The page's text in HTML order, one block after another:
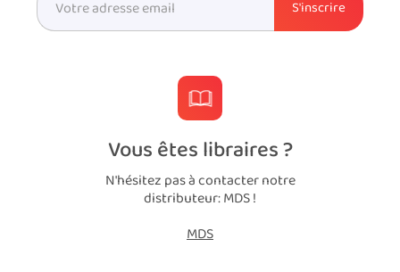
Vous êtes libraires ?
N'hésitez pas à contacter notre
distributeur: MDS !
MDS